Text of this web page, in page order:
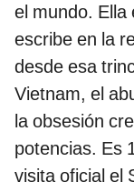
el mundo. Ella
escribe en la
desde esa
Vietnam, el
la obsesión
potencias. Es
visita oficial el